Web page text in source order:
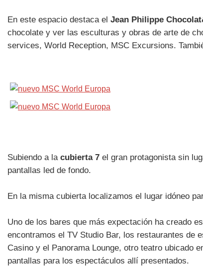
En este espacio destaca el Jean Philippe
chocolate y ver las esculturas y obras de arte de
services, World Reception, MSC Excursions.
Subiendo a la cubierta 7 el gran protagonista sin
pantallas led de fondo.
En la misma cubierta localizamos el lugar idóneo
Uno de los bares que más expectación ha creado
encontramos el TV Studio Bar, los restaurantes de
Casino y el Panorama Lounge, otro teatro ubicado
pantallas para los espectáculos allí presentados.